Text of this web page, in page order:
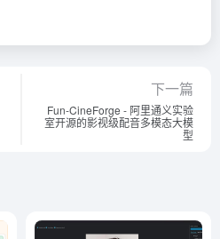
下一篇
Fun-CineForge - 阿里通义实验
室开源的影视级配音多模态大模
型